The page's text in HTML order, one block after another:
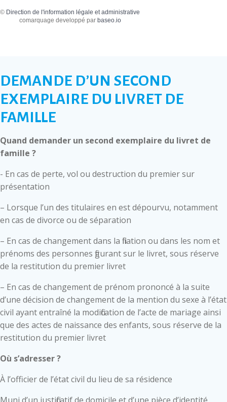
© Direction de l'information légale et administrative
comarquage developpé par baseo.io
DEMANDE D’UN SECOND
EXEMPLAIRE DU LIVRET DE
FAMILLE
Quand demander un second exemplaire du livret de
famille ?
- En cas de perte, vol ou destruction du premier sur
présentation
– Lorsque l’un des titulaires en est dépourvu, notamment
en cas de divorce ou de séparation
– En cas de changement dans la filiation ou dans les nom et
prénoms des personnes figurant sur le livret, sous réserve
de la restitution du premier livret
– En cas de changement de prénom prononcé à la suite
d’une décision de changement de la mention du sexe à l’état
civil ayant entraîné la modification de l’acte de mariage ainsi
que des actes de naissance des enfants, sous réserve de la
restitution du premier livret
Où s’adresser ?
À l’officier de l’état civil du lieu de sa résidence